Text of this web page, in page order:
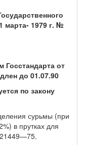
марта- 1979 г. №
Госстандарта от
до 01.07.90
по закону
сурьмы (при
в прутках для